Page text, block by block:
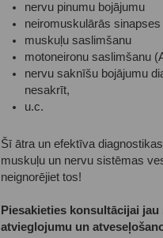
nervu pinumu bojājumu
neiromuskulārās
muskuļu saslimšanu
motoneironu saslimšanu
nervu saknīšu bojājumu
nesakrīt,
u.c.
Šī ātra un efektīva
muskuļu un nervu sistēmas
neignorējiet tos!
Piesakieties konsultācijai
atvieglojumu un